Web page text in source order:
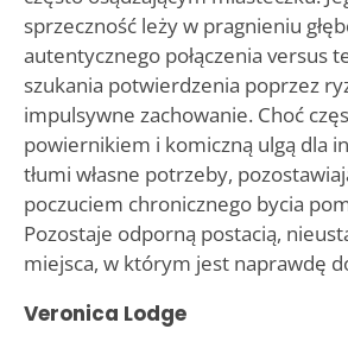
sprzeczność leży w pragnieniu
autentycznego połączenia versus
szukania potwierdzenia poprzez
impulsywne zachowanie. Choć
powiernikiem i komiczną ulgą dla
tłumi własne potrzeby,
poczuciem chronicznego bycia
Pozostaje odporną postacią,
miejsca, w którym jest naprawdę
Veronica Lodge